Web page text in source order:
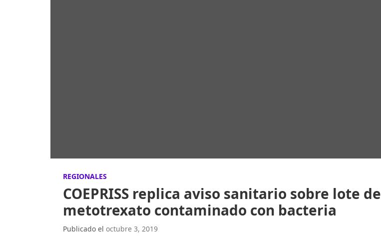
REGIONALES
COEPRISS replica aviso sanitario sobre lote de
metotrexato contaminado con bacteria
Publicado el octubre 3, 2019